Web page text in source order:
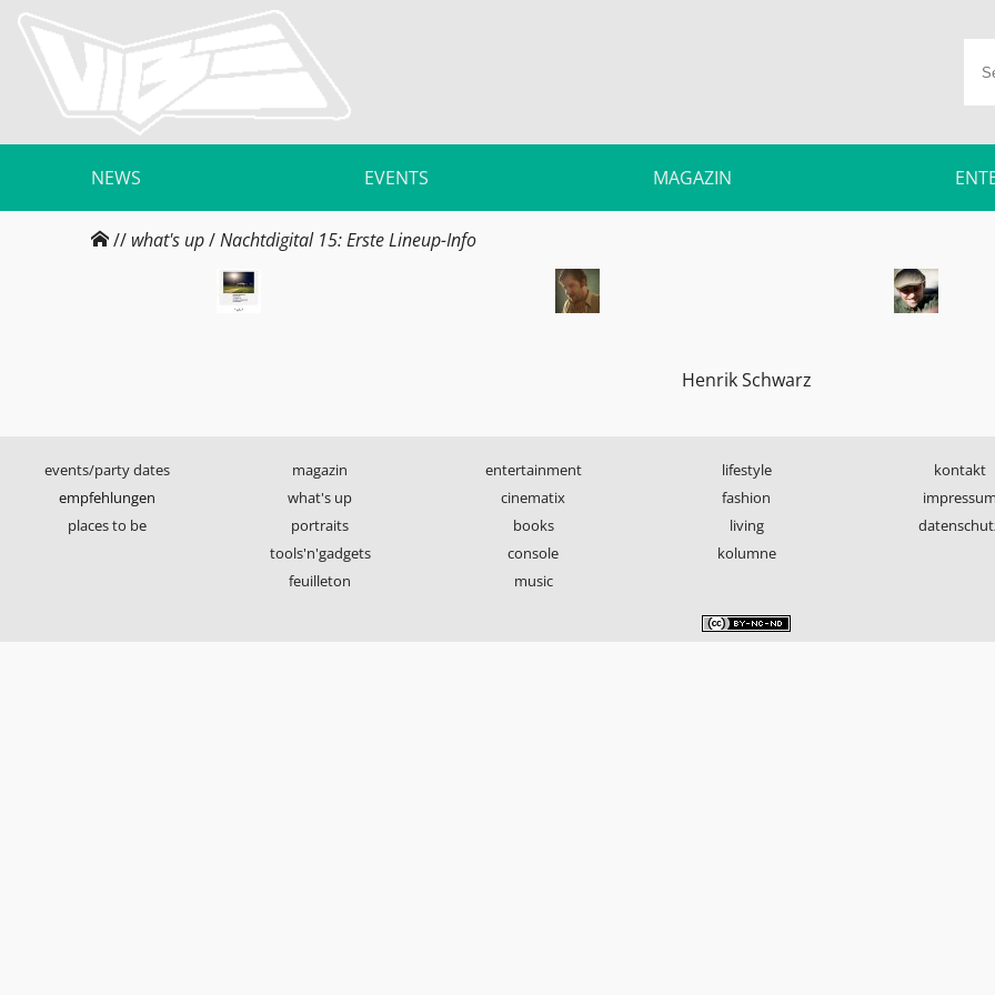
NEWS EVENTS MAGAZIN
// what's up/Nachtdigital 15: Erste Lineup-Info
Henrik Schwarz
events/party dates
empfehlungen
places to be
magazin
what's up
portraits
tools'n'gadgets
feuilleton
entertainment
cinematix
books
console
music
lifestyle
fashion
living
kolumne
kontakt
impressum